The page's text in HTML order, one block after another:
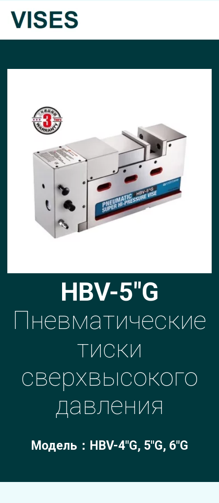
HBV-5"G
Пневматические
тиски
сверхвысокого
давления
Модель：HBV-4"G, 5"G, 6"G